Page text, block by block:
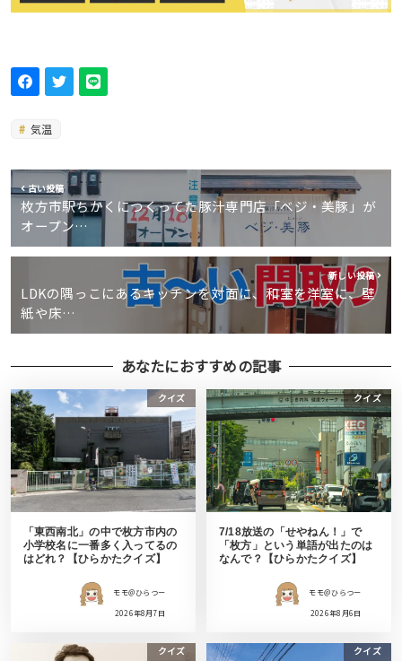
気温
古い投稿
枚方市駅ちかくにつくってた豚汁専門店「ベジ・美豚」が
オープン…
新しい投稿
LDKの隅っこにあるキッチンを対面に、和室を洋室に、壁
紙や床…
あなたにおすすめの記事
クイズ
「東西南北」の中で枚方市内の
小学校名に一番多く入ってるの
はどれ？【ひらかたクイズ】
モモ＠ひらつー
2026年8月7日
クイズ
7/18放送の「せやねん！」で
「枚方」という単語が出たのは
なんで？【ひらかたクイズ】
モモ＠ひらつー
2026年8月6日
クイズ クイズ